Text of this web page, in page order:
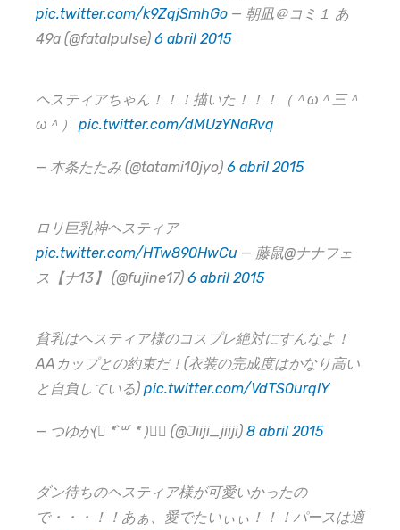
pic.twitter.com/k9ZqjSmhGo — 朝凪＠コミ１ あ
49a (@fatalpulse) 6 abril 2015
ヘスティアちゃん！！！描いた！！！（＾ω＾三＾
ω＾） pic.twitter.com/dMUzYNaRvq
— 本条たたみ (@tatami10jyo) 6 abril 2015
ロリ巨乳神ヘスティア
pic.twitter.com/HTw890HwCu — 藤鼠@ナナフェ
ス【ナ13】 (@fujine17) 6 abril 2015
貧乳はヘスティア様のコスプレ絶対にすんなよ！
AAカップとの約束だ！(衣装の完成度はかなり高い
と自負している) pic.twitter.com/VdTS0urqIY
— つゆか(⃔ *`꒳´ * )⃕↝ (@Jiiji_jiiji) 8 abril 2015
ダン待ちのヘスティア様が可愛いかったの
で・・・！！あぁ、愛でたいぃぃ！！！パースは適